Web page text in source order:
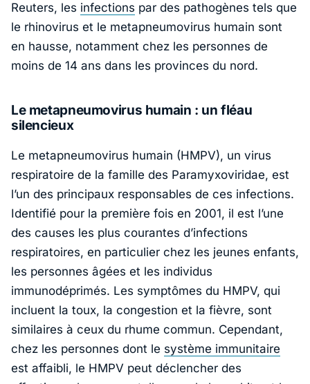
Reuters, les infections par des pathogènes tels que
le rhinovirus et le metapneumovirus humain sont
en hausse, notamment chez les personnes de
moins de 14 ans dans les provinces du nord.
Le metapneumovirus humain : un fléau
silencieux
Le metapneumovirus humain (HMPV), un virus
respiratoire de la famille des Paramyxoviridae, est
l’un des principaux responsables de ces infections.
Identifié pour la première fois en 2001, il est l’une
des causes les plus courantes d’infections
respiratoires, en particulier chez les jeunes enfants,
les personnes âgées et les individus
immunodéprimés. Les symptômes du HMPV, qui
incluent la toux, la congestion et la fièvre, sont
similaires à ceux du rhume commun. Cependant,
chez les personnes dont le système immunitaire
est affaibli, le HMPV peut déclencher des